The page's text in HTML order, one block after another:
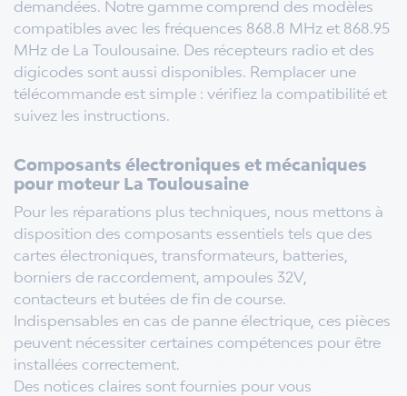
demandées. Notre gamme comprend des modèles
compatibles avec les fréquences 868.8 MHz et 868.95
MHz de La Toulousaine. Des récepteurs radio et des
digicodes sont aussi disponibles. Remplacer une
télécommande est simple : vérifiez la compatibilité et
suivez les instructions.
Composants électroniques et mécaniques
pour moteur La Toulousaine
Pour les réparations plus techniques, nous mettons à
disposition des composants essentiels tels que des
cartes électroniques, transformateurs, batteries,
borniers de raccordement, ampoules 32V,
contacteurs et butées de fin de course.
Indispensables en cas de panne électrique, ces pièces
peuvent nécessiter certaines compétences pour être
installées correctement.
Des notices claires sont fournies pour vous